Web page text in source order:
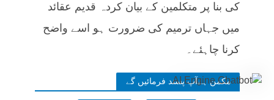
کی بنا پر متکلمین کے بیان کردہ قدیم عقائد
میں جہاں ترمیم کی ضرورت ہو اسے واضح
کرنا چاہئے۔
مکمن ہےآپ پسند فرمائیں گے